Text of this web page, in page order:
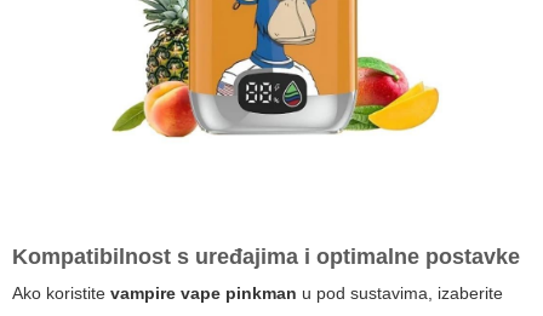
Kompatibilnost s uređajima i optimalne postavke
Ako koristite vampire vape pinkman u pod sustavima, izaberite